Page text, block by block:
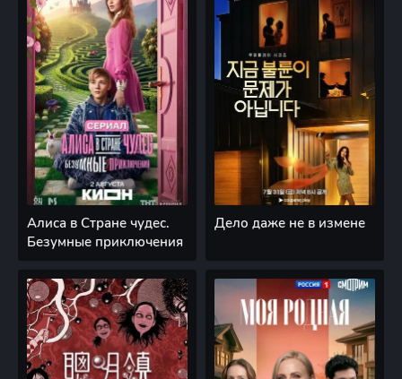
Алиса в Стране чудес.
Безумные приключения
Дело даже не в измене